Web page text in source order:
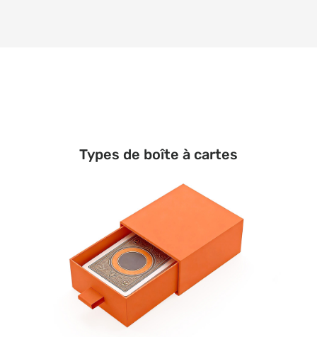
Types de boîte à cartes